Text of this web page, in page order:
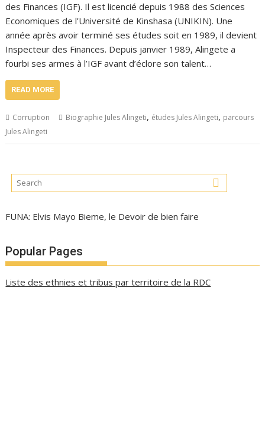
des Finances (IGF). Il est licencié depuis 1988 des Sciences
Economiques de l’Université de Kinshasa (UNIKIN). Une
année après avoir terminé ses études soit en 1989, il devient
Inspecteur des Finances. Depuis janvier 1989, Alingete a
fourbi ses armes à l’IGF avant d’éclore son talent…
READ MORE
Corruption Biographie Jules Alingeti, études Jules Alingeti, parcours
Jules Alingeti
FUNA: Elvis Mayo Bieme, le Devoir de bien faire
Popular Pages
Liste des ethnies et tribus par territoire de la RDC